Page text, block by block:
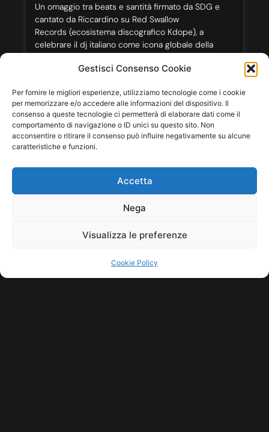
Gestisci Consenso Cookie
Per fornire le migliori esperienze, utilizziamo tecnologie come i cookie
per memorizzare e/o accedere alle informazioni del dispositivo. Il
consenso a queste tecnologie ci permetterà di elaborare dati come il
comportamento di navigazione o ID unici su questo sito. Non
acconsentire o ritirare il consenso può influire negativamente su alcune
caratteristiche e funzioni.
Accetta
Nega
Visualizza le preferenze
Cookie Policy
Un omaggio tra beats e santità firmato da SDG e
cantato da Riccardino su Red Swallow
Records (ecosistema discografico Kdope), a
celebrare il dj italiano come icona globale della
testi provocatori, ripercorre l’ascesa di Gabry Ponte
a Sanremo passando […]
Leggi tutto...